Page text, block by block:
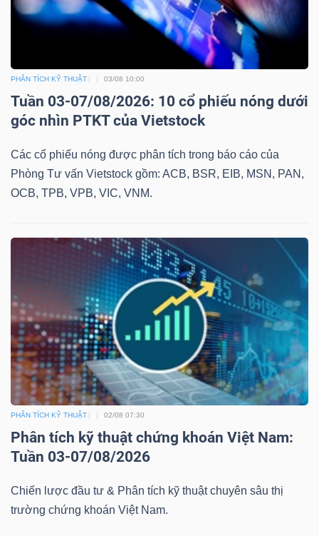
PHÂN TÍCH KỸ THUẬT 03/08 10:00
Tuần 03-07/08/2026: 10 cổ phiếu nóng dưới
góc nhìn PTKT của Vietstock
Các cổ phiếu nóng được phân tích trong báo cáo của
Phòng Tư vấn Vietstock gồm: ACB, BSR, EIB, MSN, PAN,
OCB, TPB, VPB, VIC, VNM.
PHÂN TÍCH KỸ THUẬT 02/08 07:30
Phân tích kỹ thuật chứng khoán Việt Nam:
Tuần 03-07/08/2026
Chiến lược đầu tư & Phân tích kỹ thuật chuyên sâu thị
trường chứng khoán Việt Nam.
đầu
Truyền
thông
tài
chính
liệu
tài
chính